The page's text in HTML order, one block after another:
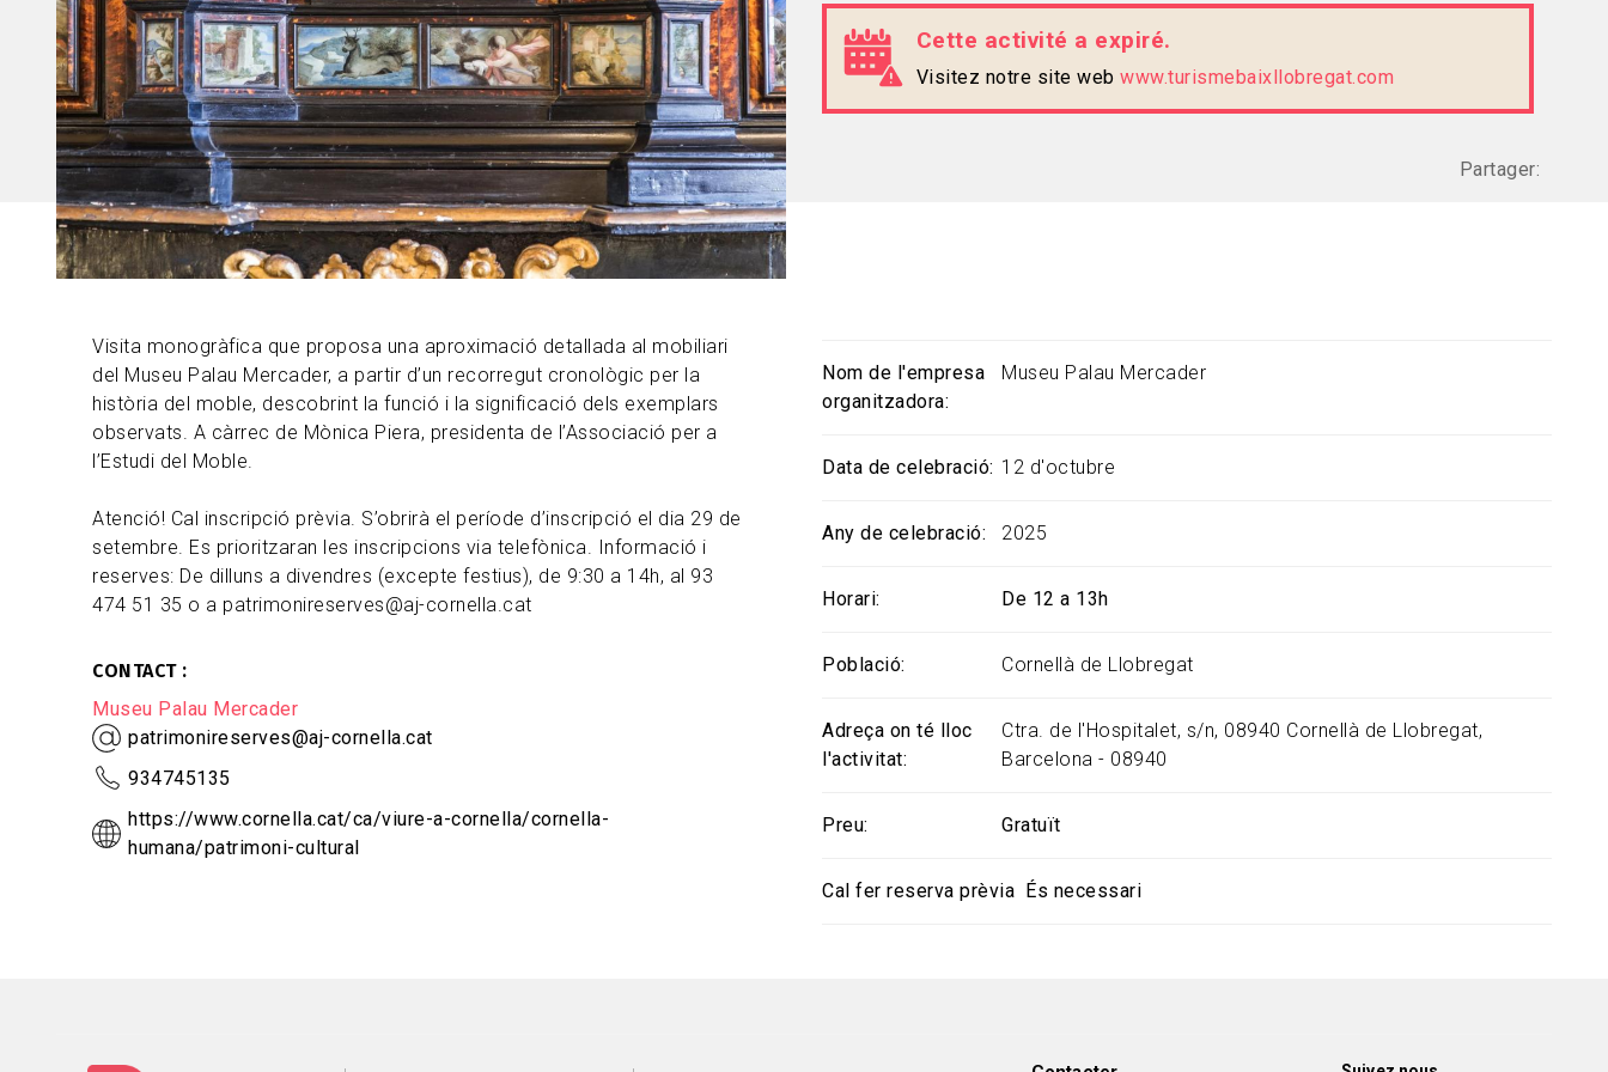
Cette activité a expiré.
Visitez notre site web www.turismebaixllobregat.com
Partager:
Visita monogràfica que proposa una aproximació detallada al mobiliari
del Museu Palau Mercader, a partir d’un recorregut cronològic per la
història del moble, descobrint la funció i la significació dels exemplars
observats. A càrrec de Mònica Piera, presidenta de l’Associació per a
l’Estudi del Moble.
Atenció! Cal inscripció prèvia. S’obrirà el període d’inscripció el dia 29 de
setembre. Es prioritzaran les inscripcions via telefònica. Informació i
reserves: De dilluns a divendres (excepte festius), de 9:30 a 14h, al 93
474 51 35 o a patrimonireserves@aj-cornella.cat
CONTACT
Museu Palau Mercader
patrimonireserves@aj-cornella.cat
934745135
https://www.cornella.cat/ca/viure-a-cornella/cornella-
humana/patrimoni-cultural
Nom de l'empresa
organitzadora
Museu Palau Mercader
Data de celebració 12 d'octubre
Any de celebració 2025
Horari De 12 a 13h
Població Cornellà de Llobregat
Adreça on té lloc
l'activitat
Ctra. de l'Hospitalet, s/n, 08940 Cornellà de Llobregat,
Barcelona - 08940
Preu Gratuït
Cal fer reserva prèvia És necessari